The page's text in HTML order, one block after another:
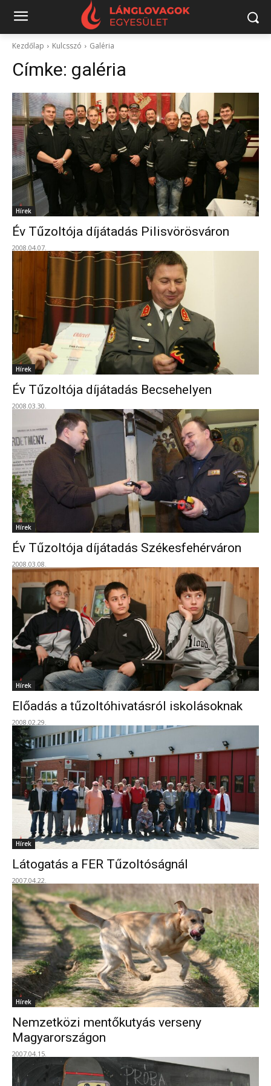
Kezdőlap Kulcsszó Galéria
Címke: galéria
Hírek
Év Tűzoltója díjátadás Pilisvörösváron
2008.04.07.
Hírek
Év Tűzoltója díjátadás Becsehelyen
2008.03.30.
Hírek
Év Tűzoltója díjátadás Székesfehérváron
2008.03.08.
Hírek
Előadás a tűzoltóhivatásról iskolásoknak
2008.02.29.
Hírek
Látogatás a FER Tűzoltóságnál
2007.04.22.
Hírek
Nemzetközi mentőkutyás verseny
Magyarországon
2007.04.15.